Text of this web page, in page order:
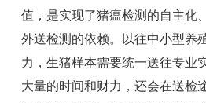
值，是实现了猪瘟检测的自主化
外送检测的依赖。以往中小型养
力，生猪样本需要统一送往专业
大量的时间和财力，还会在送检